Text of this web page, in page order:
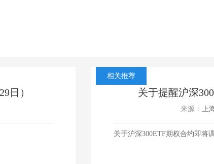
日）
相关推荐
关于提醒沪深
来源： 上
关于沪深300ETF期权合约即将